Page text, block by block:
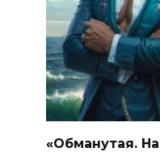
«Обманутая.